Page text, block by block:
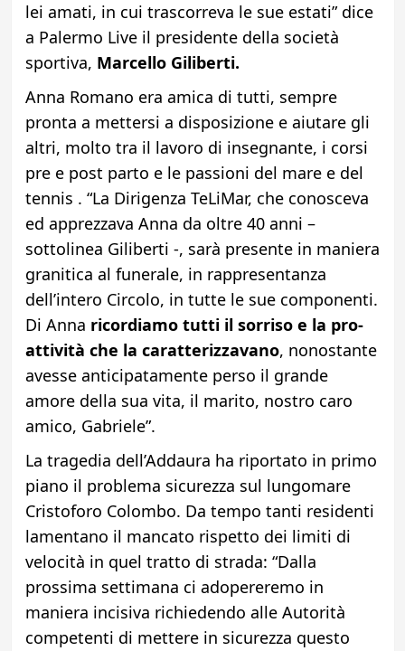
lei amati, in cui trascorreva le sue estati” dice
a Palermo Live il presidente della società
sportiva, Marcello Giliberti.
Anna Romano era amica di tutti, sempre
pronta a mettersi a disposizione e aiutare gli
altri, molto tra il lavoro di insegnante, i corsi
pre e post parto e le passioni del mare e del
tennis . “La Dirigenza TeLiMar, che conosceva
ed apprezzava Anna da oltre 40 anni –
sottolinea Giliberti -, sarà presente in maniera
granitica al funerale, in rappresentanza
dell’intero Circolo, in tutte le sue componenti.
Di Anna ricordiamo tutti il sorriso e la pro-
attività che la caratterizzavano, nonostante
avesse anticipatamente perso il grande
amore della sua vita, il marito, nostro caro
amico, Gabriele”.
La tragedia dell’Addaura ha riportato in primo
piano il problema sicurezza sul lungomare
Cristoforo Colombo. Da tempo tanti residenti
lamentano il mancato rispetto dei limiti di
velocità in quel tratto di strada: “Dalla
prossima settimana ci adopereremo in
maniera incisiva richiedendo alle Autorità
competenti di mettere in sicurezza questo